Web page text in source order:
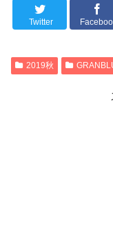
Powered by
Twitter
2019秋